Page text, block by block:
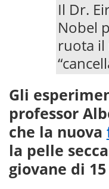
Il Dr.
Nobel
ruota
Gli
professor
che la nuova
la pelle
giovane di